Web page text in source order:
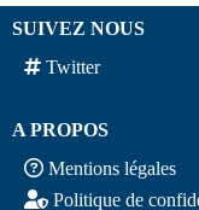
SUIVEZ NOUS
Twitter
A PROPOS
Mentions légales
Politique de